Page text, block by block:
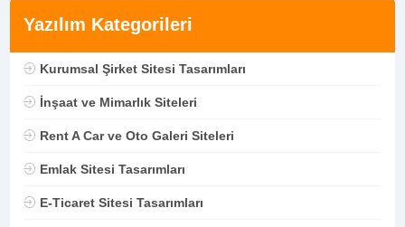
Yazılım Kategorileri
Kurumsal Şirket Sitesi Tasarımları
İnşaat ve Mimarlık Siteleri
Rent A Car ve Oto Galeri Siteleri
Emlak Sitesi Tasarımları
E-Ticaret Sitesi Tasarımları